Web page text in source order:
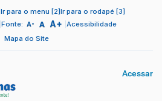
Ir para o menu [2]Ir para o rodapé [3]
Fonte: A- A A+ Acessibilidade
Mapa do Site
Acessar